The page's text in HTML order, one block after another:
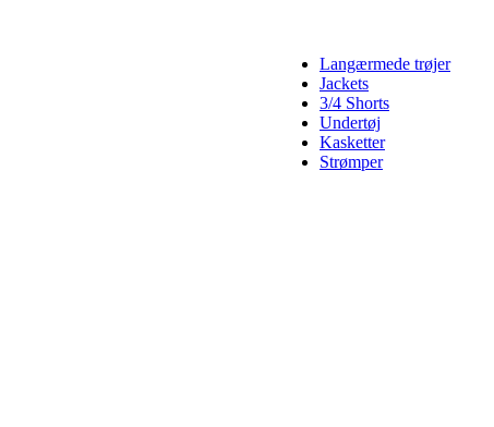
Langærmede trøjer
Jackets
3/4 Shorts
Undertøj
Kasketter
Strømper